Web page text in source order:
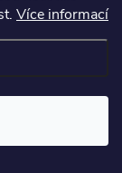
Více informací
-
85 cm,
ks